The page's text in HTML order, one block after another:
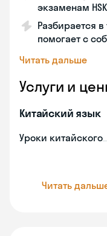
экзаменам HSK
Разбирается
помогает с
Читать дальше
Услуги и
Китайский язык
Уроки китайского
Читать